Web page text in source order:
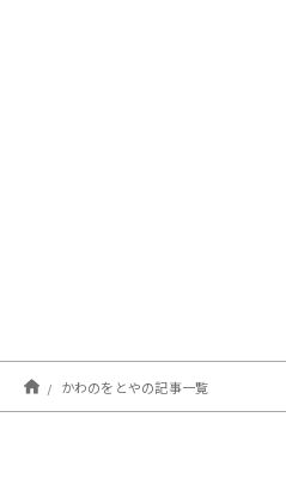
かわのをとやの記事一覧